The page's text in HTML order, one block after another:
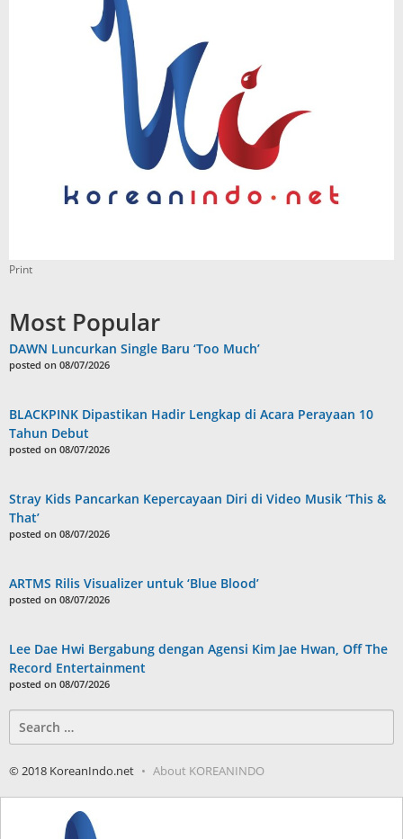
Print
Most Popular
DAWN Luncurkan Single Baru ‘Too Much’
posted on 08/07/2026
BLACKPINK Dipastikan Hadir Lengkap di Acara Perayaan 10
Tahun Debut
posted on 08/07/2026
Stray Kids Pancarkan Kepercayaan Diri di Video Musik ‘This &
That’
posted on 08/07/2026
ARTMS Rilis Visualizer untuk ‘Blue Blood’
posted on 08/07/2026
Lee Dae Hwi Bergabung dengan Agensi Kim Jae Hwan, Off The
Record Entertainment
posted on 08/07/2026
for:
© 2018 KoreanIndo.net About KOREANINDO